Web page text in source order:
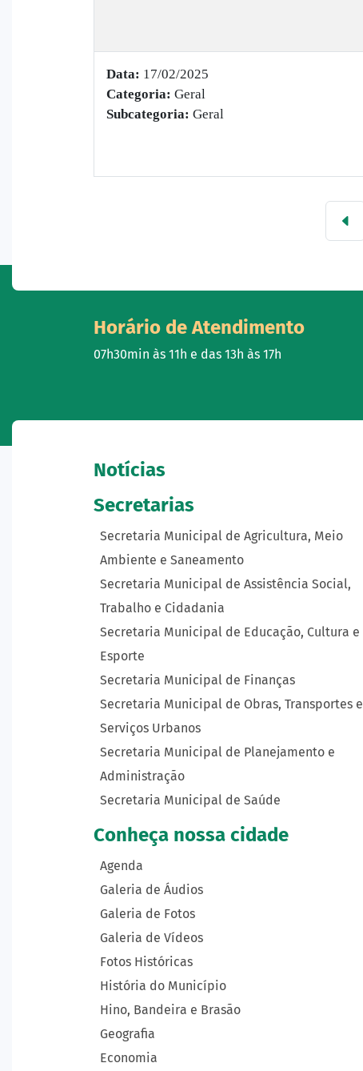
Data: 17/02/2025
Categoria: Geral
Subcategoria: Geral
Horário de Atendimento
07h30min às 11h e das 13h às 17h
Notícias
Secretarias
Secretaria Municipal de Agricultura, Meio
Ambiente e Saneamento
Secretaria Municipal de Assistência Social,
Trabalho e Cidadania
Secretaria Municipal de Educação, Cultura e
Esporte
Secretaria Municipal de Finanças
Secretaria Municipal de Obras, Transportes e
Serviços Urbanos
Secretaria Municipal de Planejamento e
Administração
Secretaria Municipal de Saúde
Conheça nossa cidade
Agenda
Galeria de Áudios
Galeria de Fotos
Galeria de Vídeos
Fotos Históricas
História do Município
Hino, Bandeira e Brasão
Geografia
Economia